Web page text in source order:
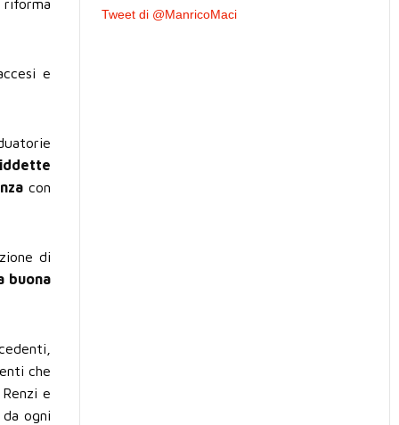
e
con
di
buona
che
e
ogni
Tweet di @ManricoMaci